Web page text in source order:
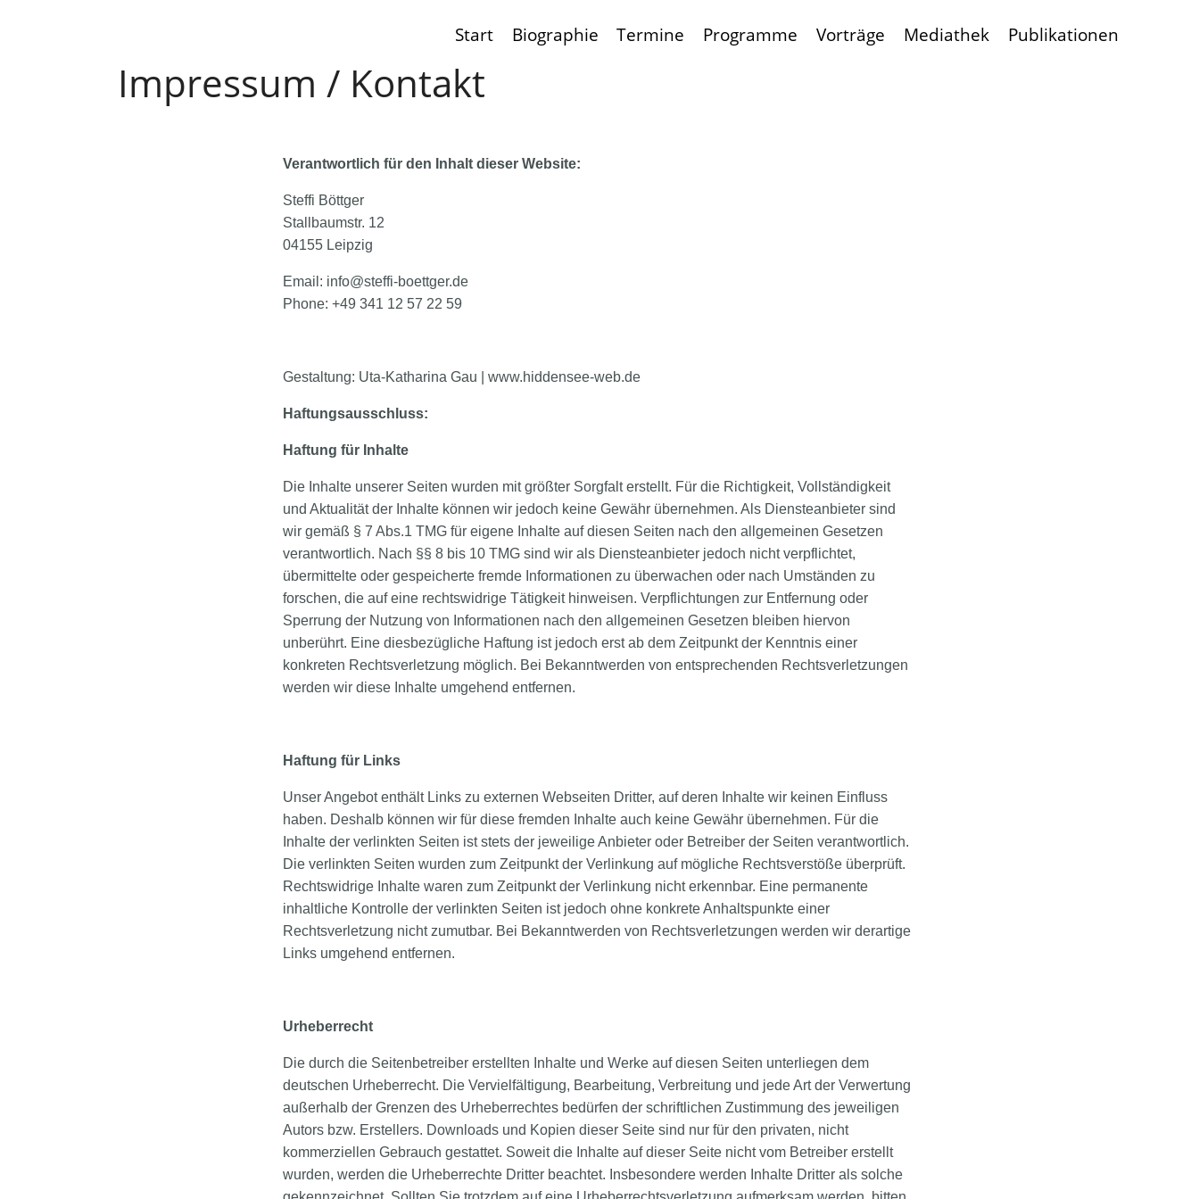
Start Biographie Termine Programme Vorträge Mediathek Publikationen
Impressum / Kontakt
Verantwortlich für den Inhalt dieser Website:
Steffi Böttger
Stallbaumstr. 12
04155 Leipzig
Email: info@steffi-boettger.de
Phone: +49 341 12 57 22 59
Gestaltung: Uta-Katharina Gau | www.hiddensee-web.de
Haftungsausschluss:
Haftung für Inhalte
Die Inhalte unserer Seiten wurden mit größter Sorgfalt erstellt. Für die Richtigkeit, Vollständigkeit
und Aktualität der Inhalte können wir jedoch keine Gewähr übernehmen. Als Diensteanbieter sind
wir gemäß § 7 Abs.1 TMG für eigene Inhalte auf diesen Seiten nach den allgemeinen Gesetzen
verantwortlich. Nach §§ 8 bis 10 TMG sind wir als Diensteanbieter jedoch nicht verpflichtet,
übermittelte oder gespeicherte fremde Informationen zu überwachen oder nach Umständen zu
forschen, die auf eine rechtswidrige Tätigkeit hinweisen. Verpflichtungen zur Entfernung oder
Sperrung der Nutzung von Informationen nach den allgemeinen Gesetzen bleiben hiervon
unberührt. Eine diesbezügliche Haftung ist jedoch erst ab dem Zeitpunkt der Kenntnis einer
konkreten Rechtsverletzung möglich. Bei Bekanntwerden von entsprechenden Rechtsverletzungen
werden wir diese Inhalte umgehend entfernen.
Haftung für Links
Unser Angebot enthält Links zu externen Webseiten Dritter, auf deren Inhalte wir keinen Einfluss
haben. Deshalb können wir für diese fremden Inhalte auch keine Gewähr übernehmen. Für die
Inhalte der verlinkten Seiten ist stets der jeweilige Anbieter oder Betreiber der Seiten verantwortlich.
Die verlinkten Seiten wurden zum Zeitpunkt der Verlinkung auf mögliche Rechtsverstöße überprüft.
Rechtswidrige Inhalte waren zum Zeitpunkt der Verlinkung nicht erkennbar. Eine permanente
inhaltliche Kontrolle der verlinkten Seiten ist jedoch ohne konkrete Anhaltspunkte einer
Rechtsverletzung nicht zumutbar. Bei Bekanntwerden von Rechtsverletzungen werden wir derartige
Links umgehend entfernen.
Urheberrecht
Die durch die Seitenbetreiber erstellten Inhalte und Werke auf diesen Seiten unterliegen dem
deutschen Urheberrecht. Die Vervielfältigung, Bearbeitung, Verbreitung und jede Art der Verwertung
außerhalb der Grenzen des Urheberrechtes bedürfen der schriftlichen Zustimmung des jeweiligen
Autors bzw. Erstellers. Downloads und Kopien dieser Seite sind nur für den privaten, nicht
kommerziellen Gebrauch gestattet. Soweit die Inhalte auf dieser Seite nicht vom Betreiber erstellt
wurden, werden die Urheberrechte Dritter beachtet. Insbesondere werden Inhalte Dritter als solche